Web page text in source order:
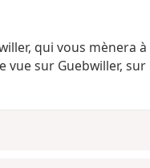
qui vous mènera
sur Guebwiller,